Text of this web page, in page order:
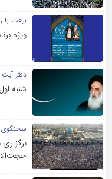
بیعت با
ویژه
دفتر
شنبه
سخنگوی